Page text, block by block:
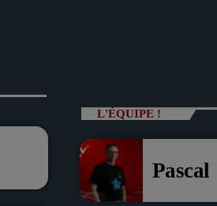
L'ÉQUIPE !
Pascal